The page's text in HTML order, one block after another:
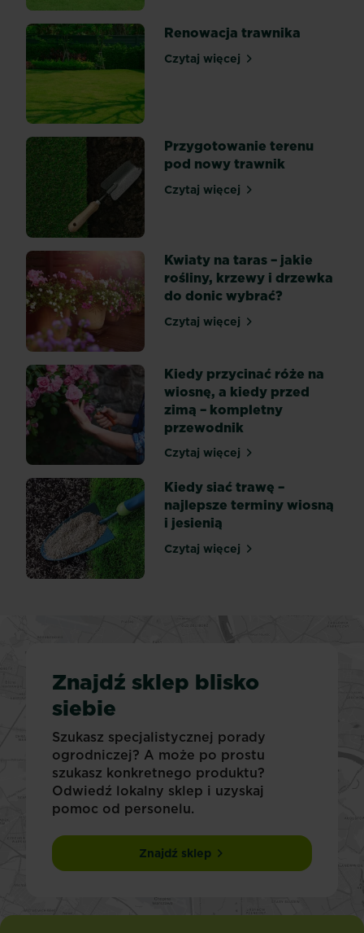
Dobrze
utrzymany
trawnik
jest
dla
rosnących
obok
roślin,
razem
tworzą
miły
dla
oka
Utrzymanie
ładnego
trawnika
wcale...
Renowacja trawnika
Czytaj więcejRenowacja trawnika
Przygotowanie terenu
pod nowy trawnik
Czytaj więcejPrzygotowanie terenu
Kwiaty na taras – jakie
rośliny, krzewy i drzewka
do donic wybrać?
Czytaj więcejKwiaty na taras – jakie
Kiedy przycinać róże na
wiosnę, a kiedy przed
zimą – kompletny
przewodnik
Czytaj więcejKiedy przycinać róże na
Kiedy siać trawę –
najlepsze terminy wiosną
i jesienią
Czytaj więcejKiedy siać trawę –
Znajdź sklep blisko
siebie
Szukasz specjalistycznej porady
ogrodniczej? A może po prostu
szukasz konkretnego produktu?
Odwiedź lokalny sklep i uzyskaj
pomoc od personelu.
Znajdź sklep